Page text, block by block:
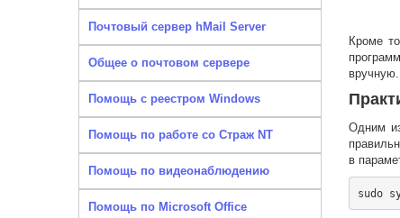
Почтовый сервер hMail Server
Общее о почтовом сервере
Помощь с реестром Windows
Помощь по работе со Страж NT
Помощь по видеонаблюдению
Помощь по Microsoft Office
Кроме
вручную.
Одним
в